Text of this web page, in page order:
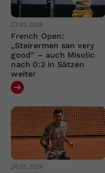
27.05.2024
French Open:
„Steirermen san very
good” – auch Misolic
nach 0:2 in Sätzen
weiter
26.05.2024